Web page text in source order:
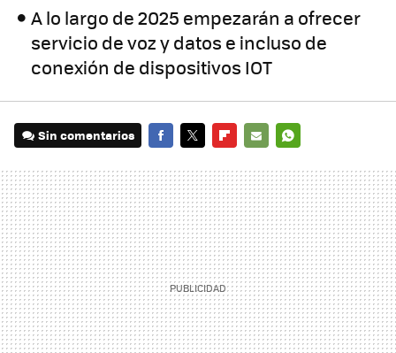
A lo largo de 2025 empezarán a ofrecer
servicio de voz y datos e incluso de
conexión de dispositivos IOT
Sin comentarios
MAIL